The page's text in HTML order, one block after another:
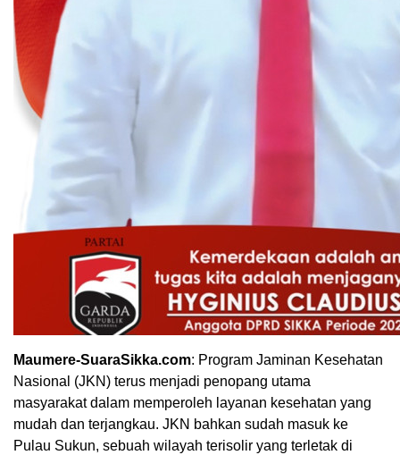
Maumere-SuaraSikka.com: Program Jaminan Kesehatan
Nasional (JKN) terus menjadi penopang utama
masyarakat dalam memperoleh layanan kesehatan yang
mudah dan terjangkau. JKN bahkan sudah masuk ke
Pulau Sukun, sebuah wilayah terisolir yang terletak di